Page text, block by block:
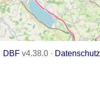
DBFv4.38.0 · Datenschutz